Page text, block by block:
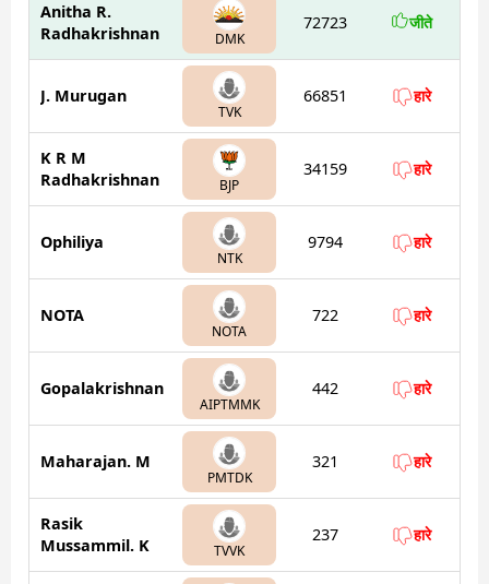
Anitha R.
Radhakrishnan
DMK
72723 जीते
J. Murugan
TVK
66851 हारे
K R M
Radhakrishnan
BJP
34159 हारे
Ophiliya
NTK
9794 हारे
NOTA
NOTA
722 हारे
Gopalakrishnan
AIPTMMK
442 हारे
Maharajan. M
PMTDK
321 हारे
Rasik
Mussammil. K
TVVK
237 हारे